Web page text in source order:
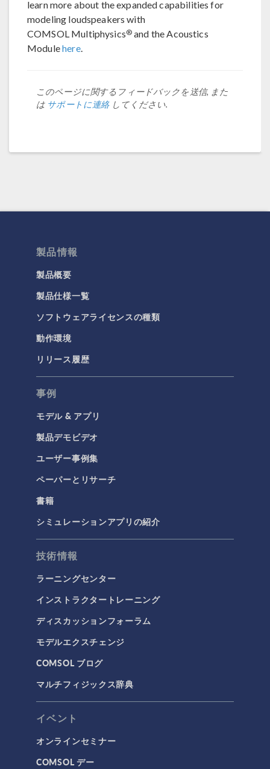
learn more about the expanded capabilities for
modeling loudspeakers with
COMSOL Multiphysics® and the Acoustics
Modulehere.
このページに関するフィードバックを送信, また
は サポートに連絡してください.
製品情報
製品概要
製品仕様一覧
ソフトウェアライセンスの種類
動作環境
リリース履歴
事例
モデル & アプリ
製品デモビデオ
ユーザー事例集
ペーパーとリサーチ
書籍
シミュレーションアプリの紹介
技術情報
ラーニングセンター
インストラクタートレーニング
ディスカッションフォーラム
モデルエクスチェンジ
COMSOL ブログ
マルチフィジックス辞典
イベント
オンラインセミナー
COMSOL デー